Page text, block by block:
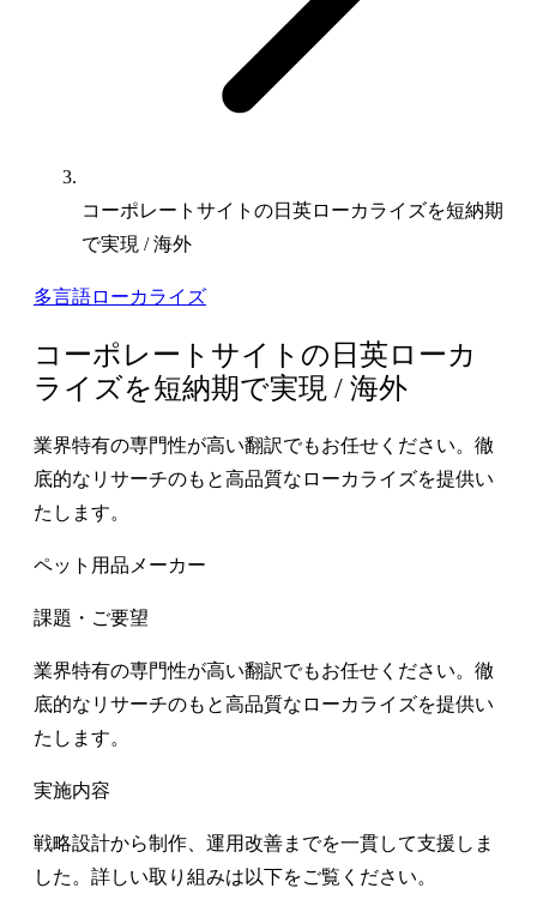
コーポレートサイトの日英ローカライズを短納期
で実現 / 海外
多言語ローカライズ
コーポレートサイトの日英ローカ
ライズを短納期で実現 / 海外
業界特有の専門性が高い翻訳でもお任せください。徹
底的なリサーチのもと高品質なローカライズを提供い
たします。
ペット用品メーカー
課題・ご要望
業界特有の専門性が高い翻訳でもお任せください。徹
底的なリサーチのもと高品質なローカライズを提供い
たします。
実施内容
戦略設計から制作、運用改善までを一貫して支援しま
した。詳しい取り組みは以下をご覧ください。